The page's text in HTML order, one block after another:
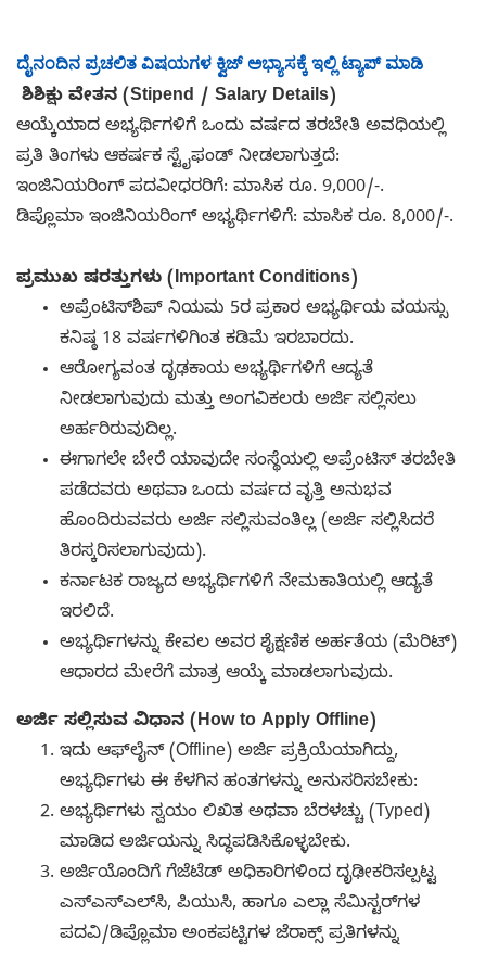
ದೈನಂದಿನ ಪ್ರಚಲಿತ ವಿಷಯಗಳ ಕ್ವಿಜ್ ಅಭ್ಯಾಸಕ್ಕೆ ಇಲ್ಲಿ ಟ್ಯಾಪ್ ಮಾಡಿ
ಶಿಶಿಕ್ಷು ವೇತನ (Stipend / Salary Details)
ಆಯ್ಕೆಯಾದ ಅಭ್ಯರ್ಥಿಗಳಿಗೆ ಒಂದು ವರ್ಷದ ತರಬೇತಿ ಅವಧಿಯಲ್ಲಿ
ಪ್ರತಿ ತಿಂಗಳು ಆಕರ್ಷಕ ಸ್ಟೈಫಂಡ್ ನೀಡಲಾಗುತ್ತದೆ:
ಇಂಜಿನಿಯರಿಂಗ್ ಪದವೀಧರರಿಗೆ: ಮಾಸಿಕ ರೂ. 9,000/-.
ಡಿಪ್ಲೊಮಾ ಇಂಜಿನಿಯರಿಂಗ್ ಅಭ್ಯರ್ಥಿಗಳಿಗೆ: ಮಾಸಿಕ ರೂ. 8,000/-.
ಪ್ರಮುಖ ಷರತ್ತುಗಳು (Important Conditions)
ಅಪ್ರೆಂಟಿಸ್‌ಶಿಪ್ ನಿಯಮ 5ರ ಪ್ರಕಾರ ಅಭ್ಯರ್ಥಿಯ ವಯಸ್ಸು
ಕನಿಷ್ಠ 18 ವರ್ಷಗಳಿಗಿಂತ ಕಡಿಮೆ ಇರಬಾರದು.
ಆರೋಗ್ಯವಂತ ದೃಢಕಾಯ ಅಭ್ಯರ್ಥಿಗಳಿಗೆ ಆದ್ಯತೆ
ನೀಡಲಾಗುವುದು ಮತ್ತು ಅಂಗವಿಕಲರು ಅರ್ಜಿ ಸಲ್ಲಿಸಲು
ಅರ್ಹರಿರುವುದಿಲ್ಲ.
ಈಗಾಗಲೇ ಬೇರೆ ಯಾವುದೇ ಸಂಸ್ಥೆಯಲ್ಲಿ ಅಪ್ರೆಂಟಿಸ್ ತರಬೇತಿ
ಪಡೆದವರು ಅಥವಾ ಒಂದು ವರ್ಷದ ವೃತ್ತಿ ಅನುಭವ
ಹೊಂದಿರುವವರು ಅರ್ಜಿ ಸಲ್ಲಿಸುವಂತಿಲ್ಲ (ಅರ್ಜಿ ಸಲ್ಲಿಸಿದರೆ
ತಿರಸ್ಕರಿಸಲಾಗುವುದು).
ಕರ್ನಾಟಕ ರಾಜ್ಯದ ಅಭ್ಯರ್ಥಿಗಳಿಗೆ ನೇಮಕಾತಿಯಲ್ಲಿ ಆದ್ಯತೆ
ಇರಲಿದೆ.
ಅಭ್ಯರ್ಥಿಗಳನ್ನು ಕೇವಲ ಅವರ ಶೈಕ್ಷಣಿಕ ಅರ್ಹತೆಯ (ಮೆರಿಟ್)
ಆಧಾರದ ಮೇರೆಗೆ ಮಾತ್ರ ಆಯ್ಕೆ ಮಾಡಲಾಗುವುದು.
ಅರ್ಜಿ ಸಲ್ಲಿಸುವ ವಿಧಾನ (How to Apply Offline)
ಇದು ಆಫ್‌ಲೈನ್ (Offline) ಅರ್ಜಿ ಪ್ರಕ್ರಿಯೆಯಾಗಿದ್ದು,
ಅಭ್ಯರ್ಥಿಗಳು ಈ ಕೆಳಗಿನ ಹಂತಗಳನ್ನು ಅನುಸರಿಸಬೇಕು:
ಅಭ್ಯರ್ಥಿಗಳು ಸ್ವಯಂ ಲಿಖಿತ ಅಥವಾ ಬೆರಳಚ್ಚು (Typed)
ಮಾಡಿದ ಅರ್ಜಿಯನ್ನು ಸಿದ್ಧಪಡಿಸಿಕೊಳ್ಳಬೇಕು.
ಅರ್ಜಿಯೊಂದಿಗೆ ಗೆಜೆಟೆಡ್ ಅಧಿಕಾರಿಗಳಿಂದ ದೃಢೀಕರಿಸಲ್ಪಟ್ಟ
ಎಸ್‌ಎಸ್‌ಎಲ್‌ಸಿ, ಪಿಯುಸಿ, ಹಾಗೂ ಎಲ್ಲಾ ಸೆಮಿಸ್ಟರ್‌ಗಳ
ಪದವಿ/ಡಿಪ್ಲೊಮಾ ಅಂಕಪಟ್ಟಿಗಳ ಜೆರಾಕ್ಸ್ ಪ್ರತಿಗಳನ್ನು